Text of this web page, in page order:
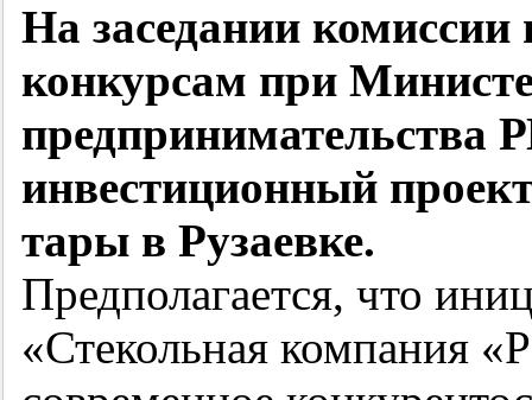
На заседании
конкурсам при
предпринимательства
инвестиционный
тары в Рузаевке.
Предполагается, что
«Стекольная компания